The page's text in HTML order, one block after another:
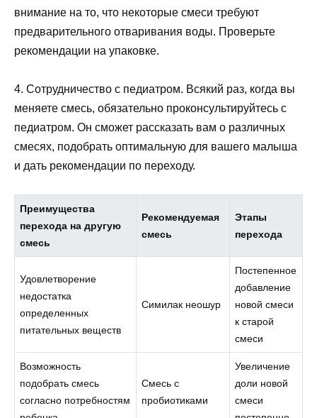
внимание на то, что некоторые смеси требуют
предварительного отваривания воды. Проверьте
рекомендации на упаковке.
4. Сотрудничество с педиатром. Всякий раз, когда вы
меняете смесь, обязательно проконсультируйтесь с
педиатром. Он сможет рассказать вам о различных
смесях, подобрать оптимальную для вашего малыша
и дать рекомендации по переходу.
Преимущества
перехода на другую
смесь
Рекомендуемая
смесь
Этапы
перехода
Удовлетворение
недостатка
определенных
питательных веществ
Симилак неошур
Постепенное
добавление
новой смеси
к старой
смеси
Возможность
подобрать смесь
согласно потребностям
Смесь с
пробиотиками
Увеличение
доли новой
смеси